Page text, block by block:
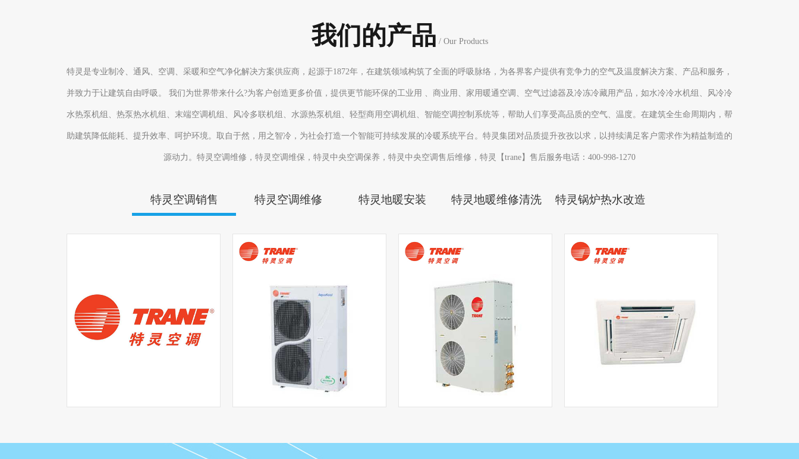
我们的产品 / Our Products
特灵是专业制冷、通风、空调、采暖和空气净化解决方案供应商，起源于1872年，在建筑领域构筑了全面的呼吸脉络，为各界客户提供有竞争力的空气及温度解决方案、产品和服务，
并致力于让建筑自由呼吸。 我们为世界带来什么?为客户创造更多价值，提供更节能环保的工业用 、商业用、家用暖通空调、空气过滤器及冷冻冷藏用产品，如水冷冷水机组、风冷冷
水热泵机组、热泵热水机组、末端空调机组、风冷多联机组、水源热泵机组、轻型商用空调机组、智能空调控制系统等，帮助人们享受高品质的空气、温度。在建筑全生命周期内，帮
助建筑降低能耗、提升效率、呵护环境。取自于然，用之智冷，为社会打造一个智能可持续发展的冷暖系统平台。特灵集团对品质提升孜孜以求，以持续满足客户需求作为精益制造的
源动力。特灵空调维修，特灵空调维保，特灵中央空调保养，特灵中央空调售后维修，特灵【trane】售后服务电话：400-998-1270
特灵空调销售 特灵空调维修 特灵地暖安装 特灵地暖维修清洗 特灵锅炉热水改造